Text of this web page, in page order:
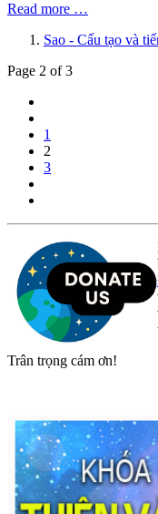
Read more …
Sao - Cấu tạo và
Page 2 of 3
1
2
3
Trân trọng cám ơn!